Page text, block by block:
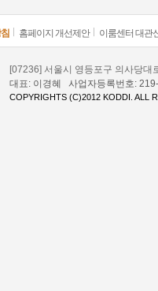
홈페이지 개선제안 이룸센터 대관
[07236] 서울시 영등포구 의사당대
대표: 이경혜 사업자등록번호:
COPYRIGHTS (C)2012 KODDI. ALL